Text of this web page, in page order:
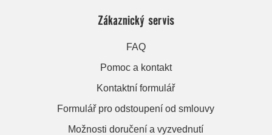
Zákaznický servis
FAQ
Pomoc a kontakt
Kontaktní formulář
Formulář pro odstoupení od smlouvy
Možnosti doručení a vyzvednutí